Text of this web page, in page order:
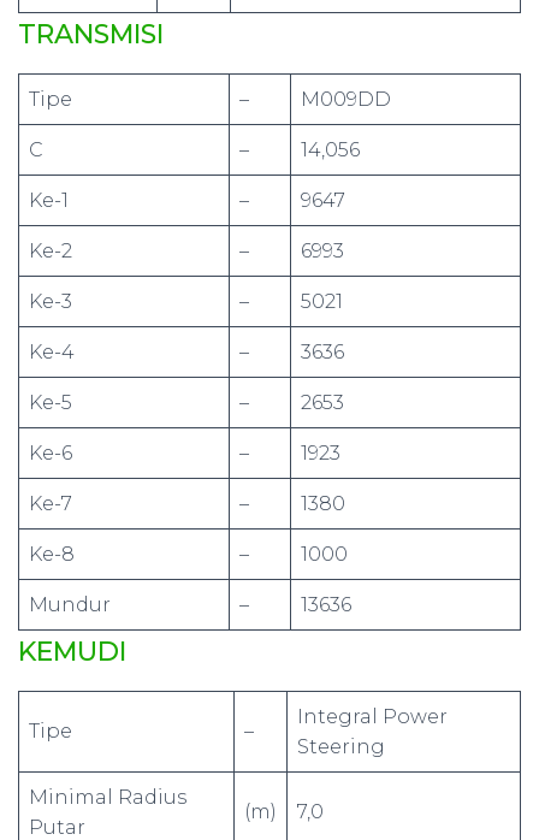
TRANSMISI
Tipe – M009DD
C – 14,056
Ke-1 – 9647
Ke-2 – 6993
Ke-3 – 5021
Ke-4 – 3636
Ke-5 – 2653
Ke-6 – 1923
Ke-7 – 1380
Ke-8 – 1000
Mundur – 13636
KEMUDI
Tipe –
Integral Power
Steering
Minimal Radius
Putar
(m) 7,0